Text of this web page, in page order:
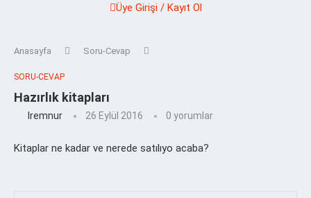
Üye Girişi / Kayıt Ol
Anasayfa Soru-Cevap
SORU-CEVAP
Hazırlık kitapları
Iremnur 26 Eylül 2016 0 yorumlar
Kitaplar ne kadar ve nerede satılıyo acaba?